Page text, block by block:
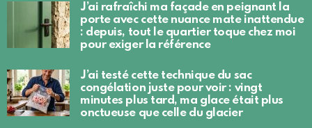
J’ai rafraîchi ma façade en peignant la
porte avec cette nuance mate inattendue
: depuis, tout le quartier toque chez moi
pour exiger la référence
J’ai testé cette technique du sac
congélation juste pour voir : vingt
minutes plus tard, ma glace était plus
onctueuse que celle du glacier